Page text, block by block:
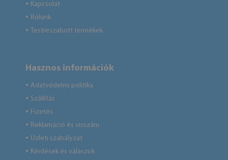
● Kapcsolat
● Rólunk
● Testreszabott termékek
Hasznos információk
● Adatvédelmi politika
● Szállítás
● Fizetés
● Reklamáció és visszáru
● Üzleti szabályzat
● Kérdések és válaszok